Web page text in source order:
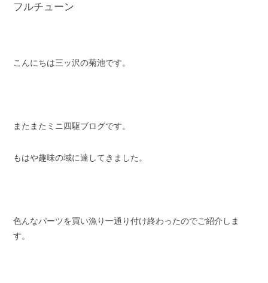
スタッフ紹介
買取無料査定
ホーム T.U.C.GROUP
フルチューン
こんにちは三ッ沢の菊池です。
またまたミニ四駆ブログです。
もはや趣味の域に達してきました。
色んなパーツを買い漁り一通り付け終わったのでご紹介しま
す。